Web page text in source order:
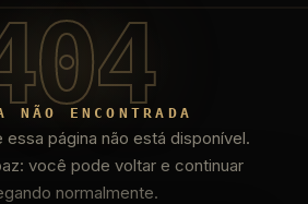
NÃO ENCONTRADA
página não está disponível.
você pode voltar e continuar
normalmente.